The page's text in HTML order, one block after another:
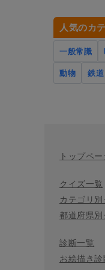
人気のカ
一般常識
動物
鉄道
トップペ
クイズ一覧
カテゴリ
都道府県
診断一覧
お絵描き